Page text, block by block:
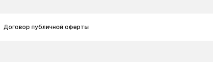
Договор публичной оферты